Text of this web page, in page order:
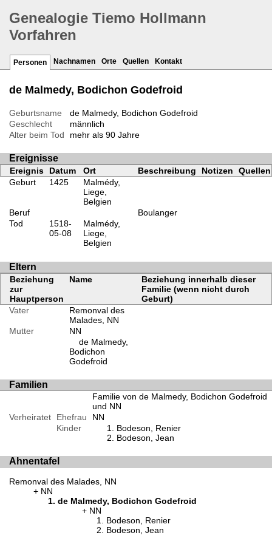
Genealogie Tiemo Hollmann
Vorfahren
Personen Nachnamen Orte Quellen Kontakt
de Malmedy, Bodichon Godefroid
Geburtsname
de Malmedy, Bodichon Godefroid
Geschlecht
männlich
Alter beim Tod
mehr als 90 Jahre
Ereignisse
Ereignis Datum Ort Beschreibung Notizen
Quellen
Geburt
1425
Malmédy,
Liege,
Belgien
Beruf
Boulanger
Tod
1518-
05-08
Malmédy,
Liege,
Belgien
Eltern
Beziehung
zur
Hauptperson
Name
Beziehung innerhalb dieser
Familie (wenn nicht durch
Geburt)
Vater
Remonval des
Malades, NN
Mutter
NN
de Malmedy,
Bodichon
Godefroid
Familien
Familie von de Malmedy, Bodichon Godefroid
und NN
Verheiratet
Ehefrau
NN
Kinder
Bodeson, Renier
Bodeson, Jean
Ahnentafel
Remonval des Malades, NN
NN
de Malmedy, Bodichon Godefroid
NN
Bodeson, Renier
Bodeson, Jean